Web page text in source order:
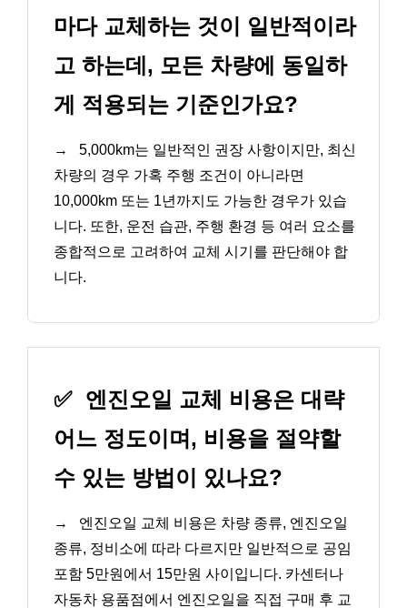
마다 교체하는 것이 일반적이라
고 하는데, 모든 차량에 동일하
게 적용되는 기준인가요?
→
5,000km는 일반적인 권장 사항이지만, 최신
차량의 경우 가혹 주행 조건이 아니라면
10,000km 또는 1년까지도 가능한 경우가 있습
니다. 또한, 운전 습관, 주행 환경 등 여러 요소를
종합적으로 고려하여 교체 시기를 판단해야 합
니다.
✅ 엔진오일 교체 비용은 대략
어느 정도이며, 비용을 절약할
수 있는 방법이 있나요?
→
엔진오일 교체 비용은 차량 종류, 엔진오일
종류, 정비소에 따라 다르지만 일반적으로 공임
포함 5만원에서 15만원 사이입니다. 카센터나
자동차 용품점에서 엔진오일을 직접 구매 후 교